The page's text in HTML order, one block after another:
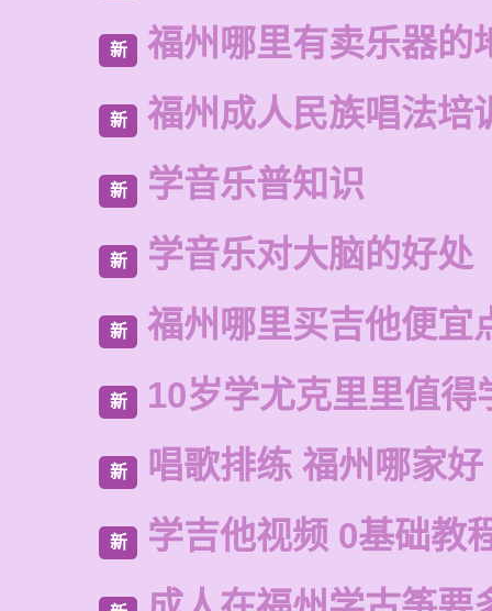
新 福州哪里有卖乐器的
新 福州成人民族唱法培
新 学音乐普知识
新 学音乐对大脑的好处
新 福州哪里买吉他便宜
新 10岁学尤克里里值得
新 唱歌排练 福州哪家好
新 学吉他视频 0基础教